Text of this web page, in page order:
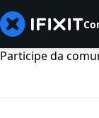
Participe da